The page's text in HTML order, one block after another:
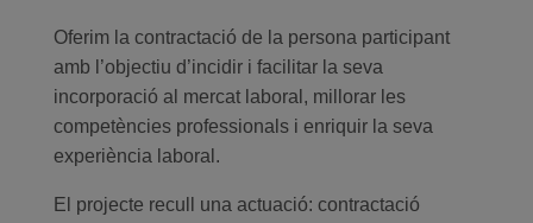
Oferim la contractació de la persona participant
amb l’objectiu d’incidir i facilitar la seva
incorporació al mercat laboral, millorar les
competències professionals i enriquir la seva
experiència laboral.
El projecte recull una actuació: contractació